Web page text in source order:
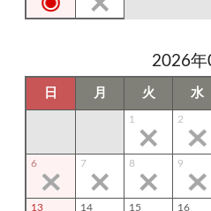
2026年
日 月 火 水
1 2
6 7 8 9
13 14 15 16